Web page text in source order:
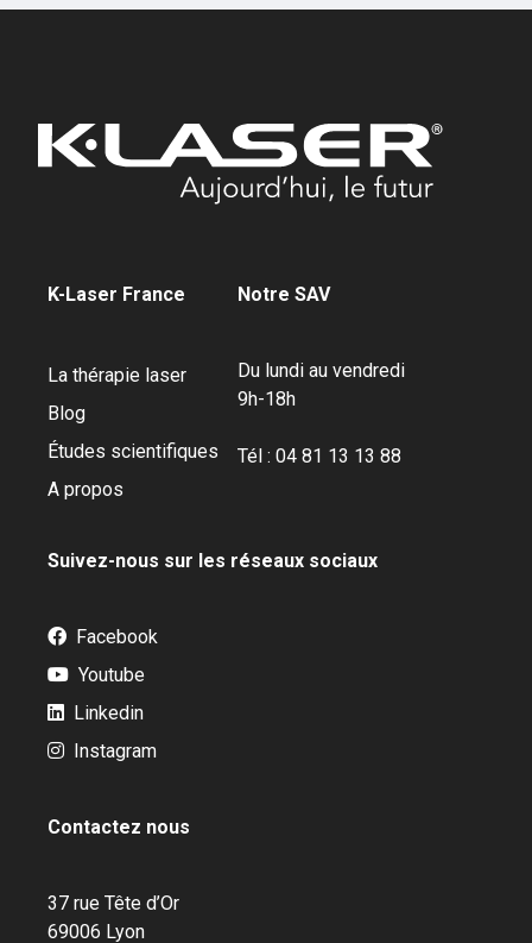
K-Laser France
La thérapie laser
Blog
Études scientifiques
A propos
Notre SAV
Du lundi au vendredi
9h-18h
Tél : 04 81 13 13 88
Suivez-nous sur les réseaux sociaux
Facebook
Youtube
Linkedin
Instagram
Contactez nous
37 rue Tête d’Or
69006 Lyon